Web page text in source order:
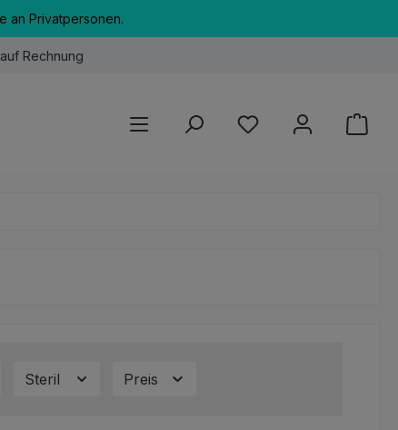
an Privatpersonen.
Rechnung
Du hast 0 Produkte
Steril Preis